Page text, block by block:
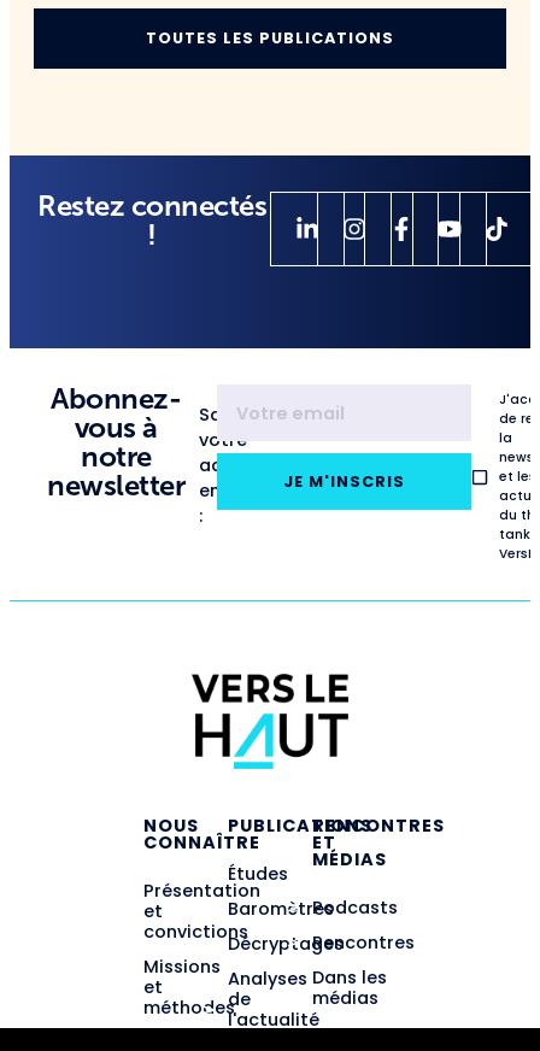
TOUTES LES PUBLICATIONS
Restez connectés
!
Abonnez-
vous à
notre
newsletter
Saisissez
votre
adresse
email
:
JE M'INSCRIS
de
la
et les
du
tank
NOUS
CONNAÎTRE
Présentation
et
convictions
Missions
et
méthodes
PUBLICATIONS
Études
Baromètres
Décryptages
Analyses
de
l'actualité
RENCONTRES
ET
MÉDIAS
Podcasts
Rencontres
Dans les
médias